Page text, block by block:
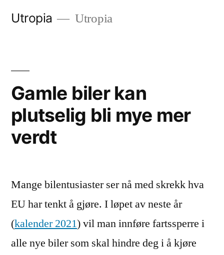
Utropia Utropia
Gamle biler kan
plutselig bli mye mer
verdt
Mange bilentusiaster ser nå med skrekk hva
EU har tenkt å gjøre. I løpet av neste år
(kalender 2021) vil man innføre fartssperre i
alle nye biler som skal hindre deg i å kjøre